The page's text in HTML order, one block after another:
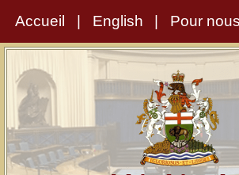
Accueil English Pour